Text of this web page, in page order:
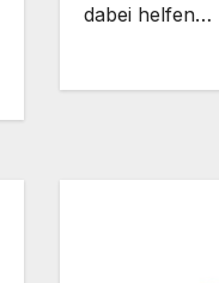
dabei helfen…